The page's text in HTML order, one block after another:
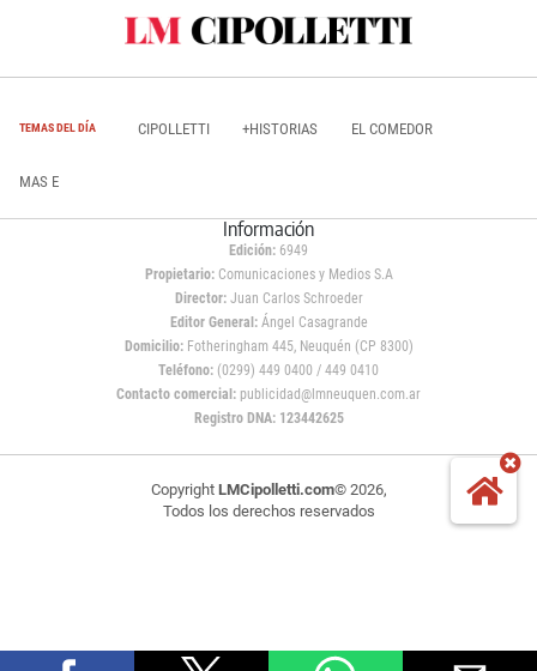
TEMAS DEL DÍA CIPOLLETTI +HISTORIAS EL COMEDOR
MAS E
Información
Edición: 6949
Propietario:Comunicaciones y Medios S.A
Director: Juan Carlos Schroeder
Editor General:Ángel Casagrande
Domicilio:Fotheringham 445, Neuquén (CP 8300)
Teléfono: (0299) 449 0400 / 449 0410
Contacto comercial: publicidad@lmneuquen.com.ar
Registro DNA: 123442625
Copyright LMCipolletti.com© 2026,
Todos los derechos reservados